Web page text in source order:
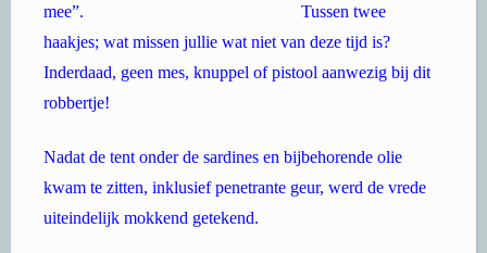
mee”. Tussen twee
haakjes; wat missen jullie wat niet van deze tijd is?
Inderdaad, geen mes, knuppel of pistool aanwezig bij dit
robbertje!
Nadat de tent onder de sardines en bijbehorende olie
kwam te zitten, inklusief penetrante geur, werd de vrede
uiteindelijk mokkend getekend.